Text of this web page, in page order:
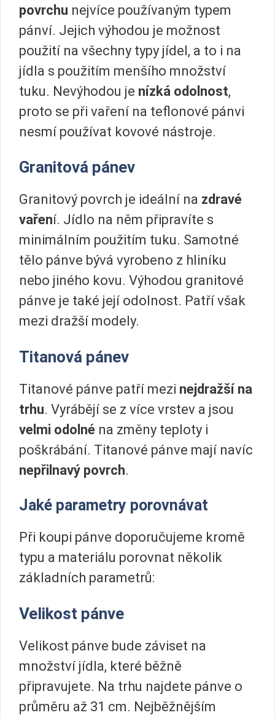
povrchu nejvíce používaným typem
pánví. Jejich výhodou je možnost
použití na všechny typy jídel, a to i na
jídla s použitím menšího množství
tuku. Nevýhodou je nízká odolnost,
proto se při vaření na teflonové pánvi
nesmí používat kovové nástroje.
Granitová pánev
Granitový povrch je ideální na zdravé
vaření. Jídlo na něm připravíte s
minimálním použitím tuku. Samotné
tělo pánve bývá vyrobeno z hliníku
nebo jiného kovu. Výhodou granitové
pánve je také její odolnost. Patří však
mezi dražší modely.
Titanová pánev
Titanové pánve patří mezi nejdražší na
trhu. Vyrábějí se z více vrstev a jsou
velmi odolné na změny teploty i
poškrábání. Titanové pánve mají navíc
nepřilnavý povrch.
Jaké parametry porovnávat
Při koupi pánve doporučujeme kromě
typu a materiálu porovnat několik
základních parametrů:
Velikost pánve
Velikost pánve bude záviset na
množství jídla, které běžně
připravujete. Na trhu najdete pánve o
průměru až 31 cm. Nejběžnějším